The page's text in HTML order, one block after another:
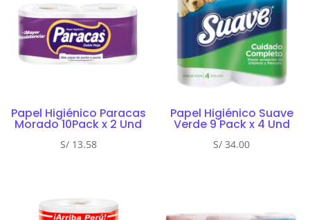
Papel Higiénico Paracas
Morado 10Pack x 2 Und
S/13.58
Papel Higiénico Suave
Verde 9 Pack x 4 Und
S/ 34.00